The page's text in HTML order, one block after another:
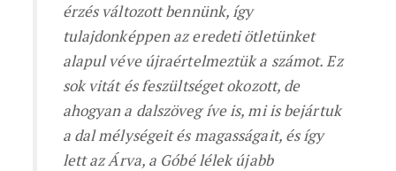
érzés változott bennünk, így
tulajdonképpen az eredeti ötletünket
alapul véve újraértelmeztük a számot. Ez
sok vitát és feszültséget okozott, de
ahogyan a dalszöveg íve is, mi is bejártuk
a dal mélységeit és magasságait, és így
lett az Árva, a Góbé lélek újabb